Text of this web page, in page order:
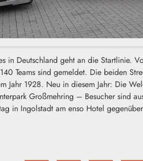
in Deutschland geht an die Startlinie.
Teams sind gemeldet. Die beiden
Jahr 1928. Neu in diesem Jahr: Die
Großmehring – Besucher sind
in Ingolstadt am enso Hotel